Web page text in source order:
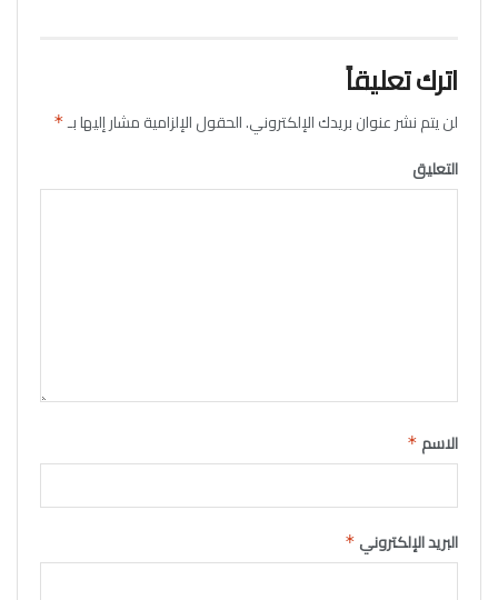
اترك تعليقاً
لن يتم نشر عنوان بريدك الإلكتروني.الحقول الإلزامية مشار إليها بـ*
التعليق
الاسم *
البريد الإلكتروني *